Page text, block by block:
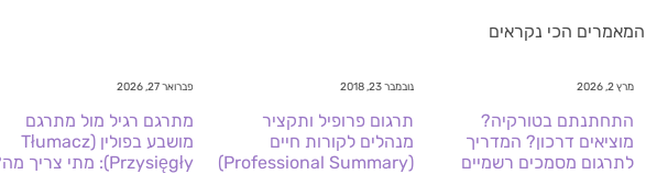
המאמרים הכי נקראים
מרץ 2, 2026
התחתנתם בטורקיה?
מוציאים דרכון? המדריך
לתרגום מסמכים רשמיים
נובמבר 23, 2018
תרגום פרופיל ותקציר
מנהלים לקורות חיים
(Professional Summary)
פברואר 27, 2026
מתרגם רגיל מול מתרגם
מושבע בפולין (Tłumacz
Przysięgły): מתי צריך מה?